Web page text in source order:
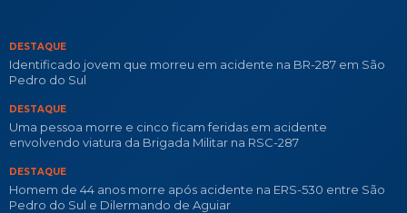
DESTAQUE
Identificado jovem que morreu em acidente na BR-287 em São
Pedro do Sul
DESTAQUE
Uma pessoa morre e cinco ficam feridas em acidente
envolvendo viatura da Brigada Militar na RSC-287
DESTAQUE
Homem de 44 anos morre após acidente na ERS-530 entre São
Pedro do Sul e Dilermando de Aguiar